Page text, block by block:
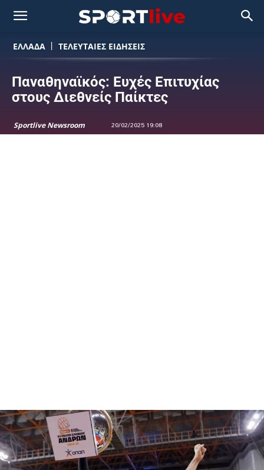
ΕΛΛΑΔΑ ΤΕΛΕΥΤΑΙΕΣ ΕΙΔΗΣΕΙΣ
Παναθηναϊκός: Ευχές Επιτυχίας
στους Διεθνείς Παίκτες
Sportlive Newsroom 20/02/2025 19:08